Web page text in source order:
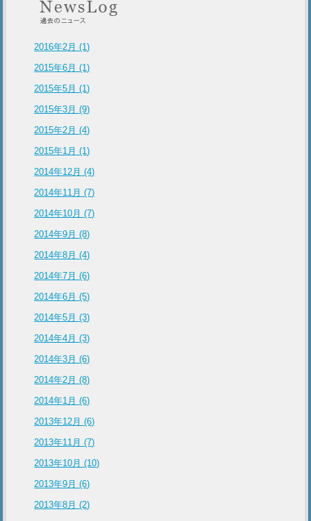
2016年2月 (1)
2015年6月 (1)
2015年5月 (1)
2015年3月 (9)
2015年2月 (4)
2015年1月 (1)
2014年12月 (4)
2014年11月 (7)
2014年10月 (7)
2014年9月 (8)
2014年8月 (4)
2014年7月 (6)
2014年6月 (5)
2014年5月 (3)
2014年4月 (3)
2014年3月 (6)
2014年2月 (8)
2014年1月 (6)
2013年12月 (6)
2013年11月 (7)
2013年10月 (10)
2013年9月 (6)
2013年8月 (2)